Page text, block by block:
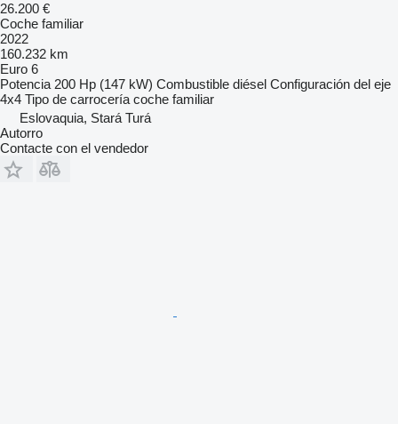
26.200 €
Coche familiar
2022
160.232 km
Euro 6
Potencia 200 Hp (147 kW) Combustible diésel Configuración del eje
4x4 Tipo de carrocería coche familiar
Eslovaquia, Stará Turá
Autorro
Contacte con el vendedor